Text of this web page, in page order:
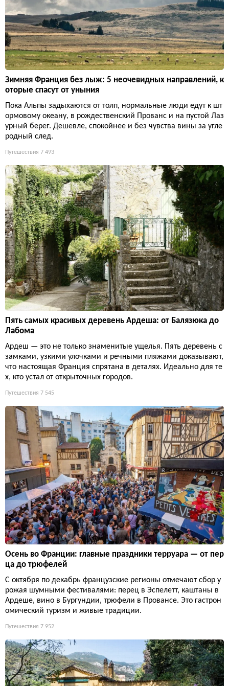
Зимняя Франция без лыж: 5 неочевидных направлений, к
оторые спасут от уныния
Пока Альпы задыхаются от толп, нормальные люди едут к шт
ормовому океану, в рождественский Прованс и на пустой Лаз
урный берег. Дешевле, спокойнее и без чувства вины за угле
родный след.
Путешествия 7 493
Пять самых красивых деревень Ардеша: от Балязюка до
Лабома
Ардеш — это не только знаменитые ущелья. Пять деревень с
замками, узкими улочками и речными пляжами доказывают,
что настоящая Франция спрятана в деталях. Идеально для те
х, кто устал от открыточных городов.
Путешествия 7 545
Осень во Франции: главные праздники терруара — от пер
ца до трюфелей
С октября по декабрь французские регионы отмечают сбор у
рожая шумными фестивалями: перец в Эспелетт, каштаны в
Ардеше, вино в Бургундии, трюфели в Провансе. Это гастрон
омический туризм и живые традиции.
Путешествия 7 952